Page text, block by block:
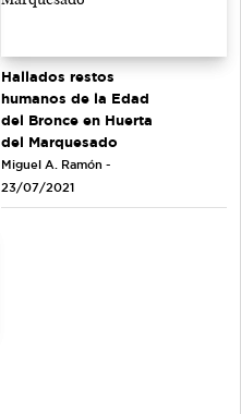
Hallados restos
humanos de la Edad
del Bronce en Huerta
del Marquesado
Miguel A. Ramón -
23/07/2021